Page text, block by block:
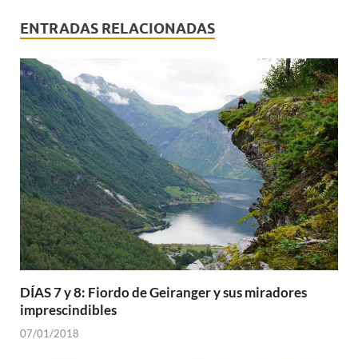
ENTRADAS RELACIONADAS
DÍAS 7 y 8: Fiordo de Geiranger y sus miradores
imprescindibles
07/01/2018